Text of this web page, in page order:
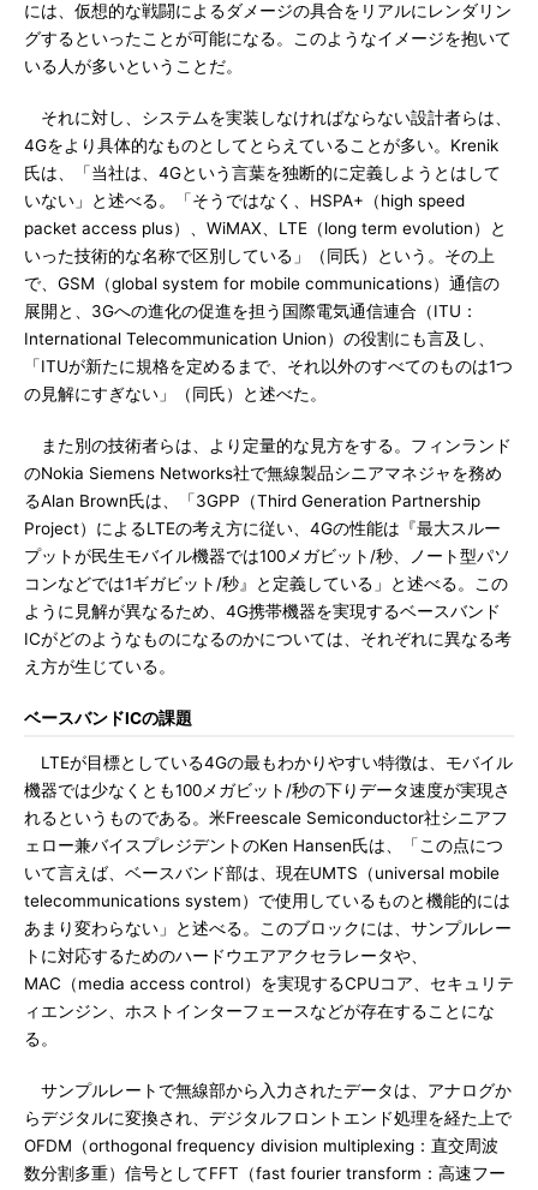
には、仮想的な戦闘によるダメージの具合をリアルにレンダリン
グするといったことが可能になる。このようなイメージを抱いて
いる人が多いということだ。
それに対し、システムを実装しなければならない設計者らは、
4Gをより具体的なものとしてとらえていることが多い。Krenik
氏は、「当社は、4Gという言葉を独断的に定義しようとはして
いない」と述べる。「そうではなく、HSPA+（high speed
packet access plus）、WiMAX、LTE（long term evolution）と
いった技術的な名称で区別している」（同氏）という。その上
で、GSM（global system for mobile communications）通信の
展開と、3Gへの進化の促進を担う国際電気通信連合（ITU：
International Telecommunication Union）の役割にも言及し、
「ITUが新たに規格を定めるまで、それ以外のすべてのものは1つ
の見解にすぎない」（同氏）と述べた。
また別の技術者らは、より定量的な見方をする。フィンランド
のNokia Siemens Networks社で無線製品シニアマネジャを務め
るAlan Brown氏は、「3GPP（Third Generation Partnership
Project）によるLTEの考え方に従い、4Gの性能は『最大スルー
プットが民生モバイル機器では100メガビット/秒、ノート型パソ
コンなどでは1ギガビット/秒』と定義している」と述べる。この
ように見解が異なるため、4G携帯機器を実現するベースバンド
ICがどのようなものになるのかについては、それぞれに異なる考
え方が生じている。
ベースバンドICの課題
LTEが目標としている4Gの最もわかりやすい特徴は、モバイル
機器では少なくとも100メガビット/秒の下りデータ速度が実現さ
れるというものである。米Freescale Semiconductor社シニアフ
ェロー兼バイスプレジデントのKen Hansen氏は、「この点につ
いて言えば、ベースバンド部は、現在UMTS（universal mobile
telecommunications system）で使用しているものと機能的には
あまり変わらない」と述べる。このブロックには、サンプルレー
トに対応するためのハードウエアアクセラレータや、
MAC（media access control）を実現するCPUコア、セキュリテ
ィエンジン、ホストインターフェースなどが存在することにな
る。
サンプルレートで無線部から入力されたデータは、アナログか
らデジタルに変換され、デジタルフロントエンド処理を経た上で
OFDM（orthogonal frequency division multiplexing：直交周波
数分割多重）信号としてFFT（fast fourier transform：高速フー